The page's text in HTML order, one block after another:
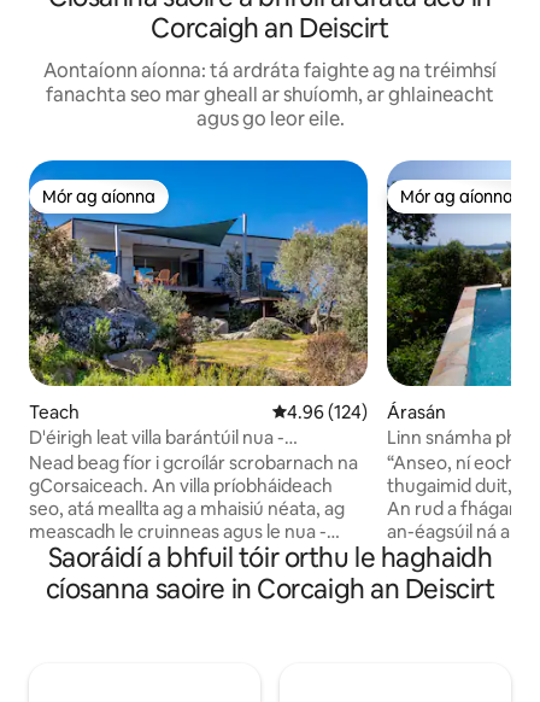
Corcaigh an Deiscirt
Aontaíonn aíonna: tá ardráta faighte ag na tréimhsí
fanachta seo mar gheall ar shuíomh, ar ghlaineacht
agus go leor eile.
Mór ag aíonna
Mór ag aíonna
Teach Meánrátáil 4.96 as 5, 124
4.96 (124)
D'éirigh leat villa barántúil nua -
aimseartha a fháil
Nead beag fíor i gcroílár scrobarnach na
gCorsaiceach. An villa príobháideach
seo, atá meallta ag a mhaisiú néata, ag
meascadh le cruinneas agus le nua -
aoiseacht. Mothaímid go maith ansin
láithreach. Neadaithe idir na
carraigeacha eibhir agus úscraí uaisle an
Mór ag aíonna
Mór ag aíonna
Árasán
Linn snámha
iontacha ar an
“Anseo, ní
thugaimid duit,
An rud a fhágann
an-éagsúil ná an
chompord mar
phearsantaithe
Laistigh de Villa
Saoráidí a bhfuil tóir orthu le haghaidh
cíosanna saoire in Corcaigh an Deiscirt